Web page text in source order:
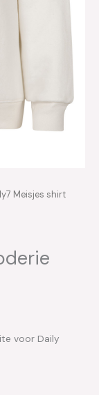
Meisjes shirt
voor Daily